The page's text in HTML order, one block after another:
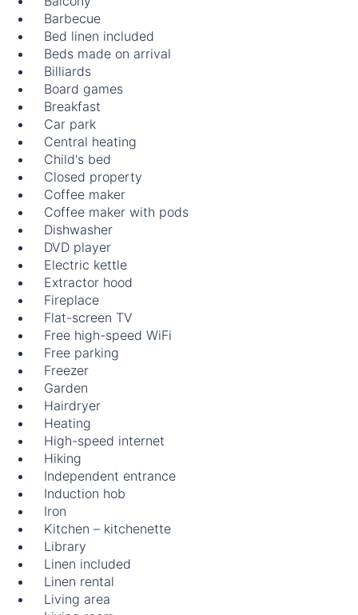
Barbecue
Bed linen included
Beds made on arrival
Billiards
Board games
Breakfast
Car park
Central heating
Child's bed
Closed property
Coffee maker
Coffee maker with pods
Dishwasher
DVD player
Electric kettle
Extractor hood
Fireplace
Flat-screen TV
Free high-speed WiFi
Free parking
Freezer
Garden
Hairdryer
Heating
High-speed internet
Hiking
Independent entrance
Induction hob
Iron
Kitchen – kitchenette
Library
Linen included
Linen rental
Living area